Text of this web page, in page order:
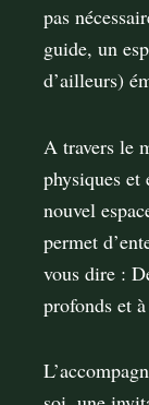
pas
guide, un
d’ailleurs)
A travers le
physiques
nouvel
permet
vous dire :
profonds et